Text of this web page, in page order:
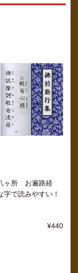
ヶ所 お遍路経
で読みやすい！
¥440